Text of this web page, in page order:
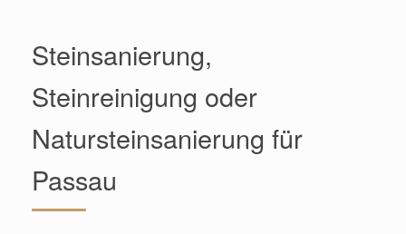
Steinsanierung,
Steinreinigung oder
Natursteinsanierung für
Passau